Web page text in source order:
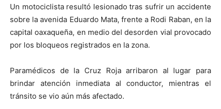
Un motociclista resultó lesionado tras sufrir un accidente
sobre la avenida Eduardo Mata, frente a Rodi Raban, en la
capital oaxaqueña, en medio del desorden vial provocado
por los bloqueos registrados en la zona.
Paramédicos de la Cruz Roja arribaron al lugar para
brindar atención inmediata al conductor, mientras el
tránsito se vio aún más afectado.